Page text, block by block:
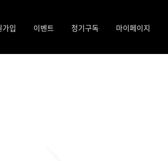
가입 이벤트 정기구독 마이페이지
신청내역